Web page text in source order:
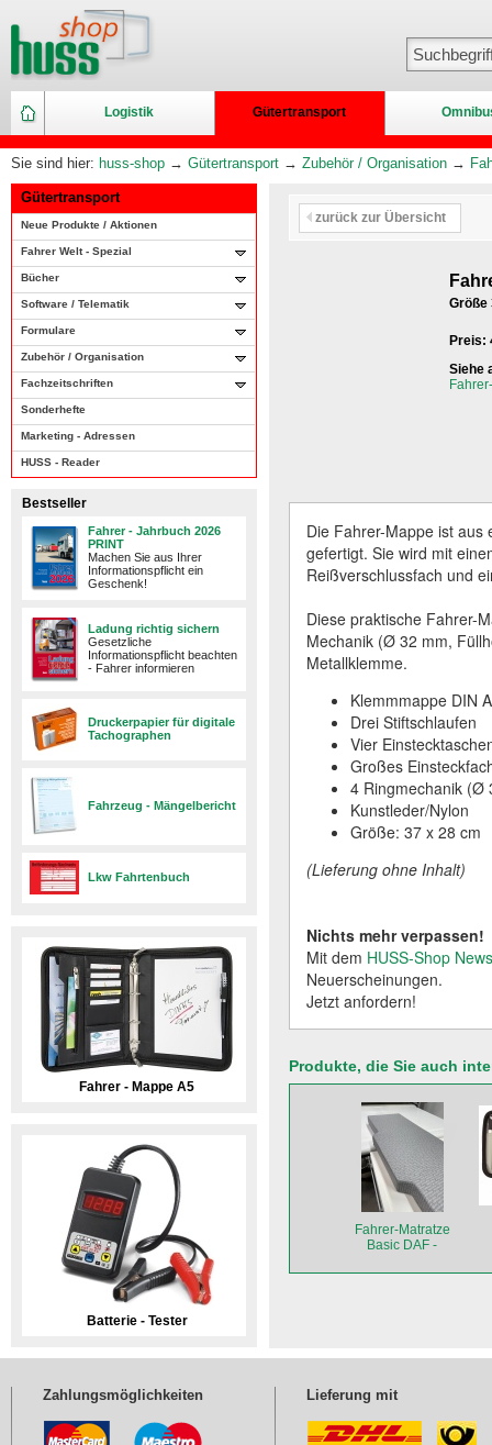
Logistik Gütertransport
Sie sind hier: huss-shop → Gütertransport → Zubehör / Organisation →
Gütertransport
Neue Produkte / Aktionen
Fahrer Welt - Spezial
Bücher
Software / Telematik
Formulare
Zubehör / Organisation
Fachzeitschriften
Sonderhefte
Marketing - Adressen
HUSS - Reader
Bestseller
Fahrer - Jahrbuch 2026
PRINT
Machen Sie aus Ihrer
Informationspflicht ein
Geschenk!
Ladung richtig sichern
Gesetzliche
Informationspflicht beachten
- Fahrer informieren
Druckerpapier für digitale
Tachographen
Fahrzeug - Mängelbericht
Lkw Fahrtenbuch
Fahrer - Mappe A5
Batterie - Tester
zurück zur Übersicht
Größe
Siehe
Die Fahrer-Mappe ist aus
gefertigt. Sie wird mit
Reißverschlussfach und
Diese praktische Fahrer-
Mechanik (Ø 32 mm,
Metallklemme.
Klemmmappe DIN
Drei Stiftschlaufen
Vier
Großes
4 Ringmechanik (Ø
Kunstleder/Nylon
Größe: 37 x 28 cm
(Lieferung ohne Inhalt)
Nichts mehr verpassen!
Mit dem HUSS-Shop
Neuerscheinungen.
Jetzt anfordern!
Produkte, die Sie auch
Fahrer-Matratze
Basic DAF -
entspricht nicht dem
Zahlungsmöglichkeiten Lieferung mit